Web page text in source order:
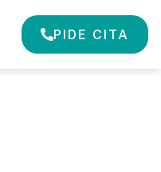
PIDE CITA